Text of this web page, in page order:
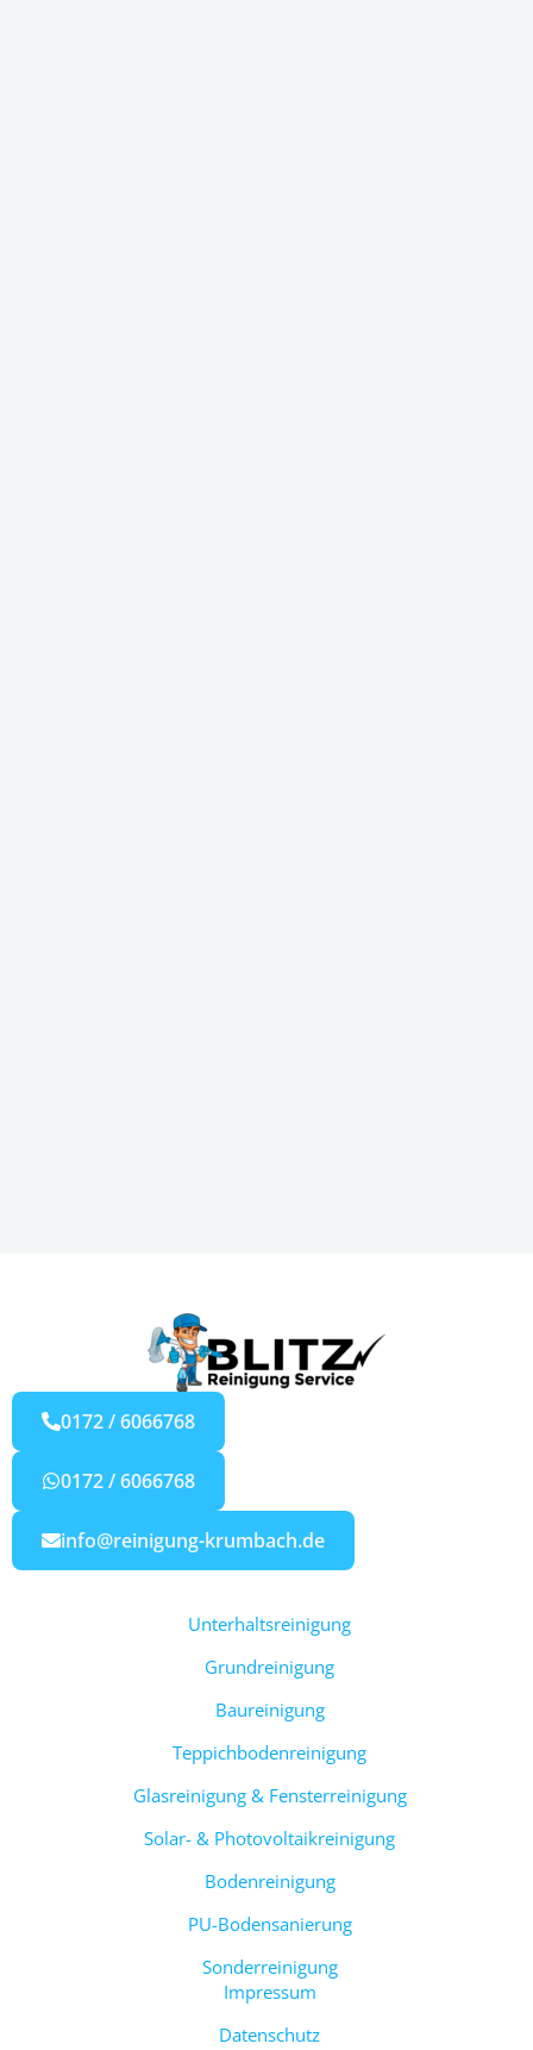
0172 / 6066768
0172 / 6066768
info@reinigung-krumbach.de
Unterhaltsreinigung
Grundreinigung
Baureinigung
Teppichbodenreinigung
Glasreinigung & Fensterreinigung
Solar- & Photovoltaikreinigung
Bodenreinigung
PU-Bodensanierung
Sonderreinigung
Impressum
Datenschutz